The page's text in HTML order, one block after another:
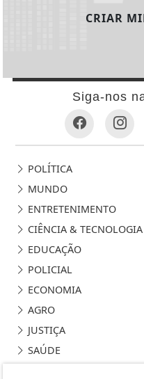
CRIAR
Siga-nos
POLÍTICA
MUNDO
ENTRETENIMENTO
CIÊNCIA & TECNOLOGIA
EDUCAÇÃO
POLICIAL
ECONOMIA
AGRO
JUSTIÇA
SAÚDE